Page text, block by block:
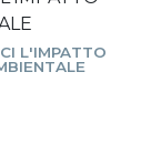
L'IMPATTO